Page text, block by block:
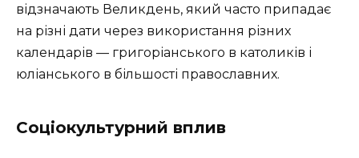
відзначають Великдень, який часто припадає
на різні дати через використання різних
календарів — григоріанського в католиків і
юліанського в більшості православних.
Соціокультурний вплив